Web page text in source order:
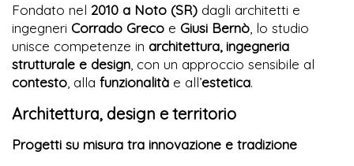
Fondato nel 2010 a Noto (SR) dagli architetti e
ingegneri Corrado Greco e Giusi Bernò , lo studio
unisce competenze in architettura, ingegneria
strutturale e design , con un approccio sensibile al
contesto , alla funzionalità e all’estetica.
Architettura, design e territorio
Progetti su misura tra innovazione e tradizione